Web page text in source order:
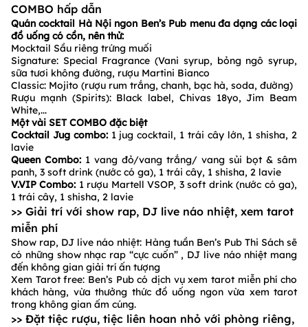
COMBO hấp dẫn
Quán cocktail Hà Nội ngon Ben’s Pub menu đa dạng các loại
đồ uống có cồn, nên thử:
Mocktail Sầu riêng trứng muối
Signature: Special Fragrance (Vani syrup, bỏng ngô syrup,
sữa tươi không đường, rượu Martini Bianco
Classic: Mojito (rượu rum trắng, chanh, bạc hà, soda, đường)
Rượu mạnh (Spirits): Black label, Chivas 18yo, Jim Beam
White,...
Một vài SET COMBO đặc biệt
Cocktail Jug combo:1 jug cocktail, 1 trái cây lớn, 1 shisha, 2
lavie
Queen Combo: 1 vang đỏ/vang trắng/ vang sủi bọt & sâm
panh, 3 soft drink (nước có ga), 1 trái cây, 1 shisha, 2 lavie
V.VIP Combo: 1 rượu Martell VSOP, 3 soft drink (nước có ga),
1 trái cây, 1 shisha, 2 lavie
>> Giải trí với show rap, DJ live náo nhiệt, xem tarot
miễn phí
Show rap, DJ live náo nhiệt: Hàng tuần Ben’s Pub Thi Sách sẽ
có những show nhạc rap “cực cuốn” , DJ live náo nhiệt mang
đến không gian giải trí ấn tượng
Xem Tarot free: Ben’s Pub có dịch vụ xem tarot miễn phí cho
khách hàng, vừa thưởng thức đồ uống ngon vừa xem tarot
trong không gian ấm cúng.
>> Đặt tiệc rượu, tiệc liên hoan nhỏ với phòng riêng,